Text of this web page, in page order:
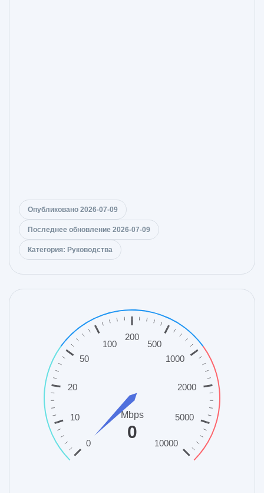
Опубликовано 2026-07-09
Последнее обновление 2026-07-09
Категория: Руководства